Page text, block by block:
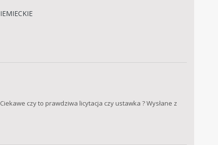
czy to prawdziwa licytacja czy ustawka ? Wysłane z